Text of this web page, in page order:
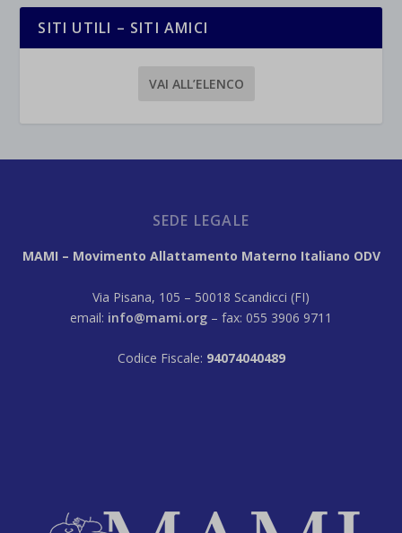
SITI UTILI – SITI AMICI
VAI ALL’ELENCO
SEDE LEGALE
MAMI – Movimento Allattamento Materno Italiano ODV
Via Pisana, 105 – 50018 Scandicci (FI)
email: info@mami.org – fax: 055 3906 9711
Codice Fiscale: 94074040489